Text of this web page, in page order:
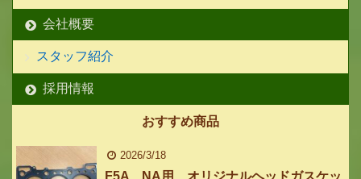
会社概要
スタッフ紹介
採用情報
おすすめ商品
2026/3/18
F5A NA用 オリジナルヘッドガスケッ